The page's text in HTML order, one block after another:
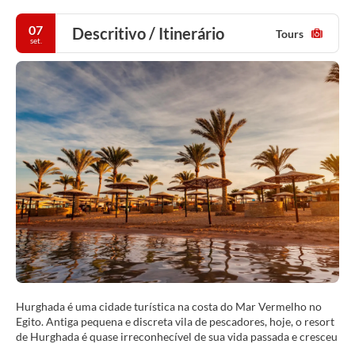
07
set. Descritivo / Itinerário Tours
Hurghada é uma cidade turística na costa do Mar Vermelho no
Egito. Antiga pequena e discreta vila de pescadores, hoje, o resort
de Hurghada é quase irreconhecível de sua vida passada e cresceu